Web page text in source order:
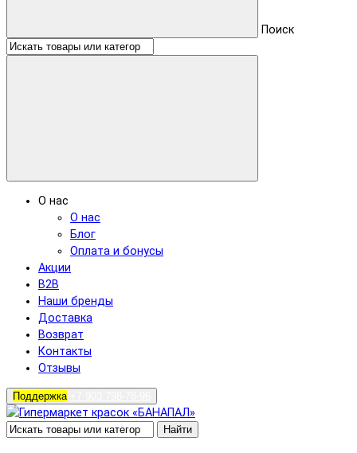
Поиск
О нас
О нас
Блог
Оплата и бонусы
Акции
B2B
Наши бренды
Доставка
Возврат
Контакты
Отзывы
Поддержка
Найти